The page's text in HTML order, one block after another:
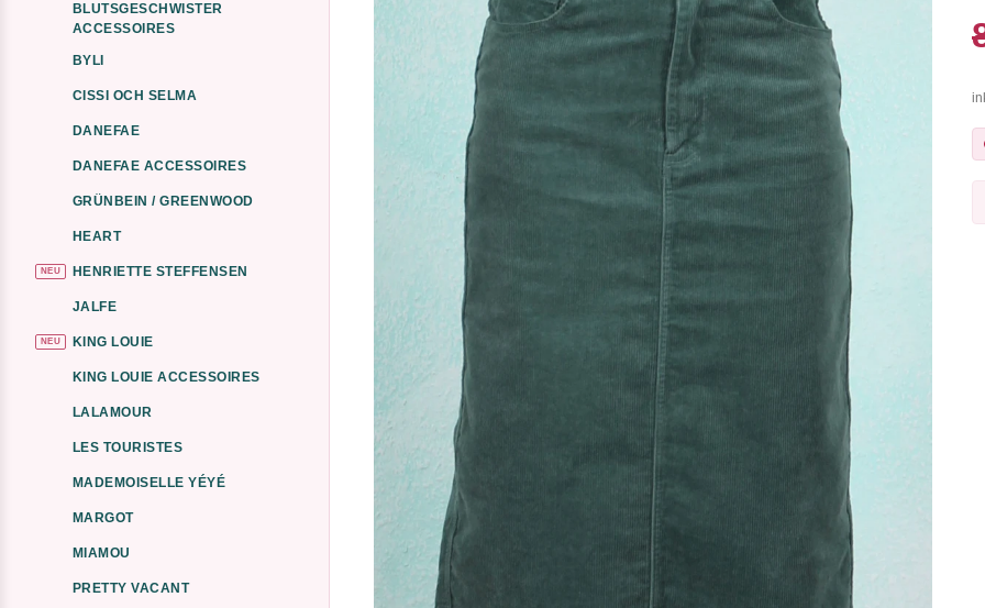
BLUTSGESCHWISTER
ACCESSOIRES
BYLI
CISSI OCH SELMA
DANEFAE
DANEFAE ACCESSOIRES
GRÜNBEIN / GREENWOOD
HEART
NEU HENRIETTE STEFFENSEN
JALFE
NEU KING LOUIE
KING LOUIE ACCESSOIRES
LALAMOUR
LES TOURISTES
MADEMOISELLE YÉYÉ
MARGOT
MIAMOU
PRETTY VACANT